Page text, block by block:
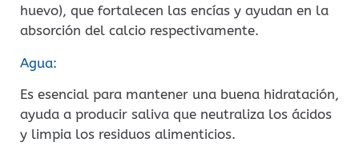
huevo), que fortalecen las encías y ayudan en la
absorción del calcio respectivamente.
Agua:
Es esencial para mantener una buena hidratación,
ayuda a producir saliva que neutraliza los ácidos
y limpia los residuos alimenticios.